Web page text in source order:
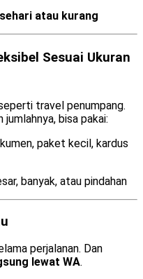
sehari atau kurang
Sesuai Ukuran
travel penumpang.
bisa pakai:
paket kecil, kardus
banyak, atau pindahan
perjalanan. Dan
lewat WA.